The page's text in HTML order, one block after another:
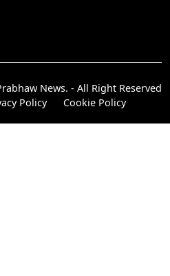
News. - All Right Reserved
Policy Cookie Policy